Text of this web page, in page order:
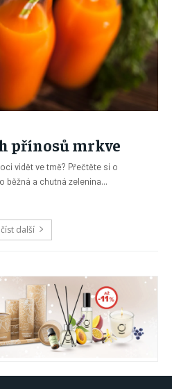
přínosů mrkve
vidět ve tmě? Přečtěte si o
běžná a chutná zelenina...
další